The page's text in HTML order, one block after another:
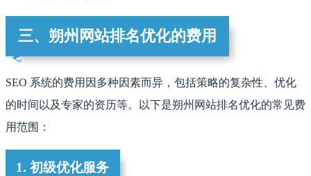
三、朔州网站排名优化的费用
SEO 系统的费用因多种因素而异，包括策略的复杂性、优化
的时间以及专家的资历等。以下是朔州网站排名优化的常见费
用范围：
1. 初级优化服务